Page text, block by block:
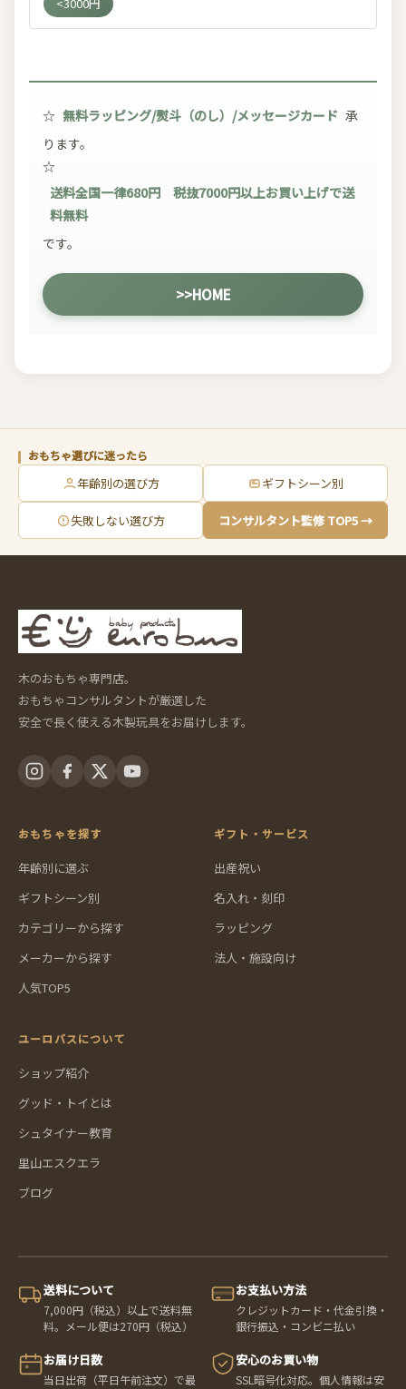
☆ 無料ラッピング/熨斗（のし）/メッセージカード 承
ります。
☆
送料全国一律680円 税抜7000円以上お買い上げで送
料無料
です。
>>HOME
おもちゃ選びに迷ったら
年齢別の選び方 ギフトシーン別
失敗しない選び方 コンサルタント監修 TOP5 →
木のおもちゃ専門店。
おもちゃコンサルタントが厳選した
安全で長く使える木製玩具をお届けします。
おもちゃを探す
年齢別に選ぶ
ギフトシーン別
カテゴリーから探す
メーカーから探す
人気TOP5
ギフト・サービス
出産祝い
名入れ・刻印
ラッピング
法人・施設向け
ユーロバスについて
ショップ紹介
グッド・トイとは
シュタイナー教育
里山エスクエラ
ブログ
送料について
7,000円（税込）以上で送料無
料。メール便は270円（税込）
お支払い方法
クレジットカード・代金引換・
銀行振込・コンビニ払い
お届け日数
当日出荷（平日午前注文）で最
安心のお買い物
SSL暗号化対応。個人情報は安